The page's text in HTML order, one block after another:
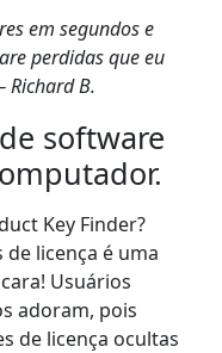
em segundos e
perdidas que eu
B.
software
Key Finder?
licença é uma
Usuários
adoram, pois
de licença ocultas